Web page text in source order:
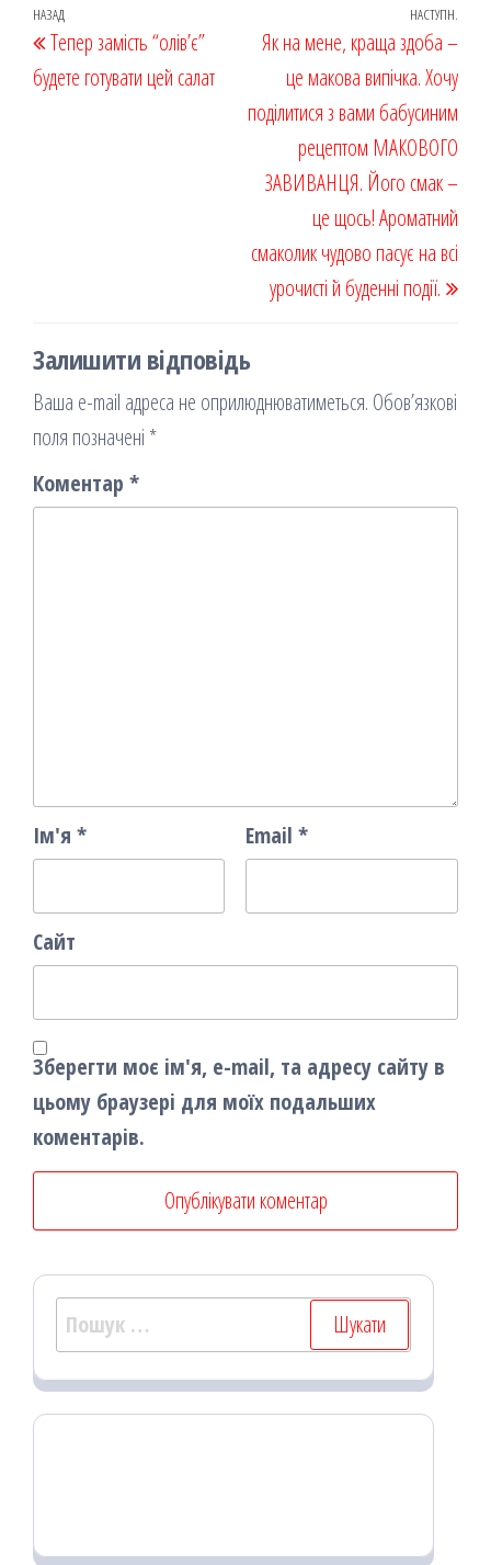
k on ис
я
Навігація
записів
Попередній
запис
НАЗАД
Тепер замість “олів’є”
будете готувати цей салат
НАСТУПН.
Як на мене, краща здоба –
це макова випічка. Хочу
поділитися з вами бабусиним
рецептом МАКОВОГО
ЗАВИВАНЦЯ. Його смак –
це щось! Ароматний
смаколик чудово пасує на всі
урочисті й буденні події.
Залишити відповідь
Ваша e-mail адреса не оприлюднюватиметься. Обов’язкові
поля позначені *
Коментар *
Ім'я * Email *
Сайт
Зберегти моє ім'я, e-mail, та адресу сайту в
цьому браузері для моїх подальших
коментарів.
Пошук: